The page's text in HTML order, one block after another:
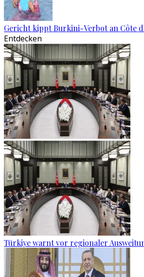
Gericht kippt Burkini-Verbot an Côte
Entdecken
Türkiye warnt vor regionaler